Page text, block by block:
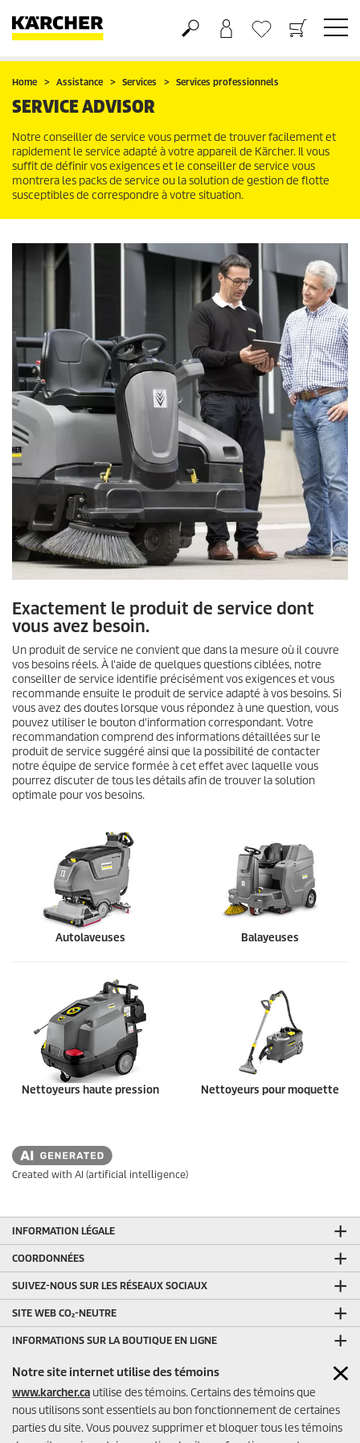
Notre site internet utilise des témoins
www.karcher.ca utilise des témoins. Certains des témoins que
nous utilisons sont essentiels au bon fonctionnement de certaines
parties du site. Vous pouvez supprimer et bloquer tous les témoins
Panier
Liste d'envies
Home Assistance Services Services professionnels
SERVICE ADVISOR
Notre conseiller de service vous permet de trouver facilement et
rapidement le service adapté à votre appareil de Kärcher. Il vous
suffit de définir vos exigences et le conseiller de service vous
montrera les packs de service ou la solution de gestion de flotte
susceptibles de correspondre à votre situation.
Exactement le produit de service dont
vous avez besoin.
Un produit de service ne convient que dans la mesure où il couvre
vos besoins réels. À l'aide de quelques questions ciblées, notre
conseiller de service identifie précisément vos exigences et vous
recommande ensuite le produit de service adapté à vos besoins. Si
vous avez des doutes lorsque vous répondez à une question, vous
pouvez utiliser le bouton d'information correspondant. Votre
recommandation comprend des informations détaillées sur le
produit de service suggéré ainsi que la possibilité de contacter
notre équipe de service formée à cet effet avec laquelle vous
pourrez discuter de tous les détails afin de trouver la solution
optimale pour vos besoins.
Autolaveuses Balayeuses
Nettoyeurs haute pression Nettoyeurs pour moquette
Created with AI (artificial intelligence)
INFORMATION LÉGALE
COORDONNÉES
SUIVEZ-NOUS SUR LES RÉSEAUX SOCIAUX
SITE WEB CO₂-NEUTRE
INFORMATIONS SUR LA BOUTIQUE EN LIGNE
MODES DE PAIEMENT DE LA BOUTIQUE EN LIGNE
AUTRES LIENS UTILES
ÉVALUATIONS DU VENDEUR DE LA BOUTIQUE EN LIGNE